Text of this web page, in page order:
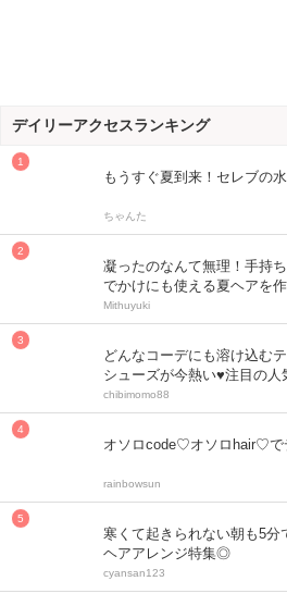
デイリーアクセスランキング
もうすぐ夏到来！セレブの
ちゃんた
凝ったのなんて無理！手持
でかけにも使える夏ヘアを作
Mithuyuki
どんなコーデにも溶け込む
シューズが今熱い♥注目の
chibimomo88
オソロcode♡オソロhair♡で
rainbowsun
寒くて起きられない朝も5
ヘアアレンジ特集◎
cyansan123